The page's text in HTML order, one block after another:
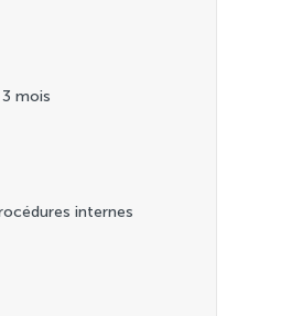
mois
internes